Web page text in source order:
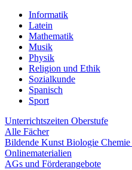
Informatik
Latein
Mathematik
Musik
Physik
Religion und Ethik
Sozialkunde
Spanisch
Sport
Unterrichtszeiten Oberstufe
Alle Fächer
Bildende Kunst Biologie Chemie
Onlinematerialien
AGs und Förderangebote